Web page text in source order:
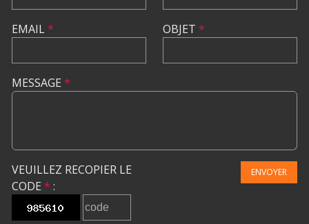
EMAIL* OBJET *
MESSAGE *
VEUILLEZ RECOPIER LE
CODE * :
ENVOYER